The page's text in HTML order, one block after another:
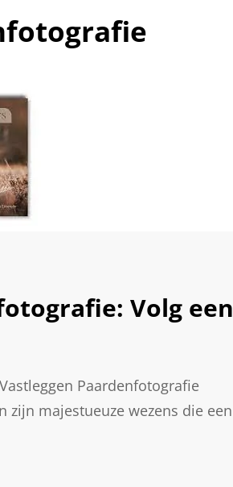
Volg een
Paardenfotografie
zijn majestueuze wezens die een